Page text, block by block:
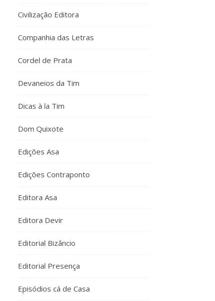
Civilização Editora
Companhia das Letras
Cordel de Prata
Devaneios da Tim
Dicas à la Tim
Dom Quixote
Edições Asa
Edições Contraponto
Editora Asa
Editora Devir
Editorial Bizâncio
Editorial Presença
Episódios cá de Casa